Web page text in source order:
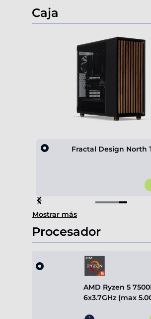
Caja
Fractal Design North
Item
4
of
4
Mostrar más
Procesador
AMD Ryzen 5
6x3.7GHz (max